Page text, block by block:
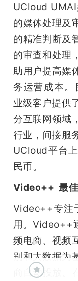
UCloud
的媒体处理及
的精准判断及
的审查和处理
助用户提高媒
务运营成本
业级客户提供
分互联网领域
行业，间接服
UCloud平台
民币。
Video++  最
Video++专注
用。Video++
频电商、视频
别和大数据为
商自动投放